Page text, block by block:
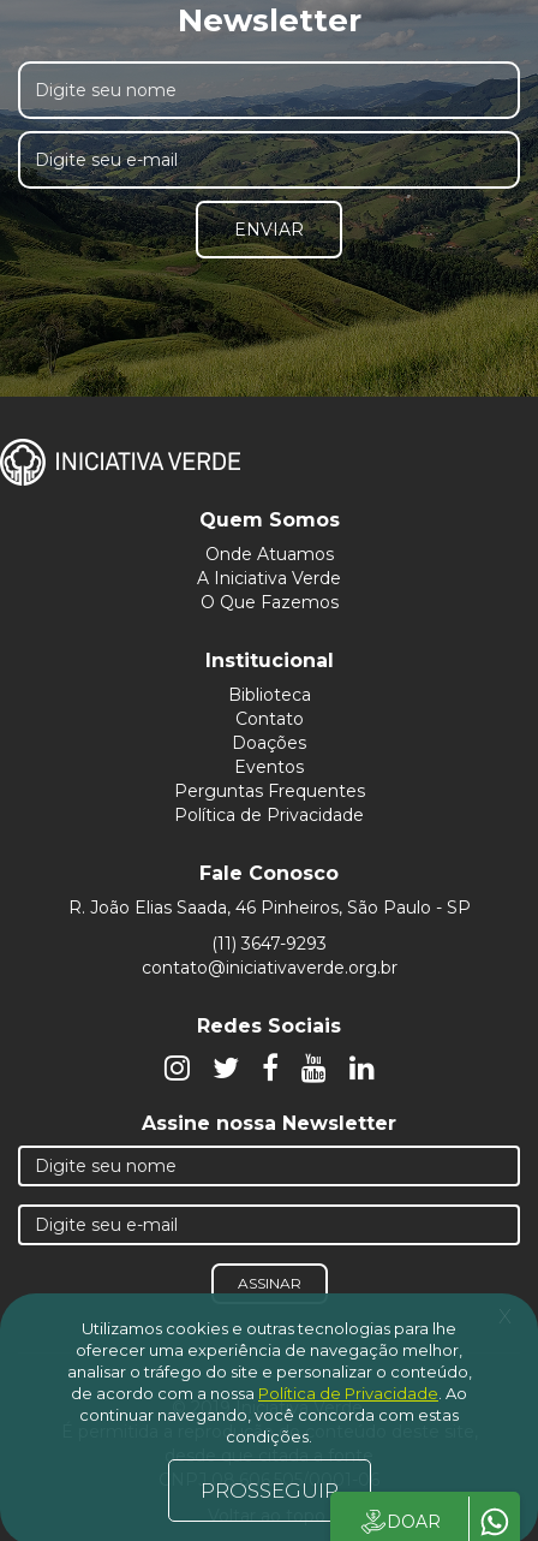
Newsletter
ENVIAR
Quem Somos
Onde Atuamos
A Iniciativa Verde
O Que Fazemos
Institucional
Biblioteca
Contato
Doações
Eventos
Perguntas Frequentes
Política de Privacidade
Fale Conosco
R. João Elias Saada, 46 Pinheiros, São Paulo - SP
(11) 3647-9293
contato@iniciativaverde.org.br
Redes Sociais
Assine nossa Newsletter
ASSINAR
© 2019 Iniciativa Verde.
É permitida a reprodução do conteúdo deste site,
desde que citada a fonte
CNPJ 08.606.505/0001-06
Voltar ao topo
x
Utilizamos cookies e outras tecnologias para lhe
oferecer uma experiência de navegação melhor,
analisar o tráfego do site e personalizar o conteúdo,
de acordo com a nossa Política de Privacidade Ao
continuar navegando, você concorda com estas
condições.
PROSSEGUIR
DOAR